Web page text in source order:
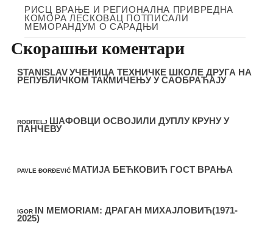
РИСЦ ВРАЊЕ И РЕГИОНАЛНА ПРИВРЕДНА
КОМОРА ЛЕСКОВАЦ ПОТПИСАЛИ
МЕМОРАНДУМ О САРАДЊИ
Скорашњи коментари
STANISLAVУЧЕНИЦА ТЕХНИЧКЕ ШКОЛЕ ДРУГА НА
РЕПУБЛИЧКОМ ТАКМИЧЕЊУ У САОБРАЋАЈУ
RODITELJ ШАФОВЦИ ОСВОЈИЛИ ДУПЛУ КРУНУ У
ПАНЧЕВУ
PAVLE ĐORĐEVIĆ МАТИЈА БЕЋКОВИЋ ГОСТ ВРАЊА
IGOR IN MEMORIAM: ДРАГАН МИХАЈЛОВИЋ(1971-
2025)